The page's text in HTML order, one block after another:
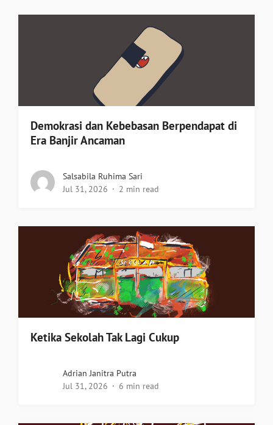
Demokrasi dan Kebebasan Berpendapat di
Era Banjir Ancaman
Salsabila Ruhima Sari
Jul 31, 2026
2 min read
Ketika Sekolah Tak Lagi Cukup
Adrian Janitra Putra
Jul 31, 2026
6 min read